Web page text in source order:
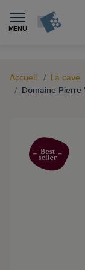
MENU
Accueil La cave
Domaine Pierre